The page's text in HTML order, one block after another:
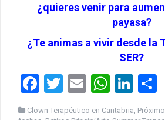
¿quieres venir para
payasa?
¿Te animas a vivir desde la
SER?
F
T
wi
E
m
W
h
Li
n
Clown Terapéutico en Cantabria